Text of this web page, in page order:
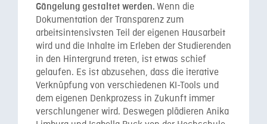
Gängelung gestaltet werden. Wenn die
Dokumentation der Transparenz zum
arbeitsintensivsten Teil der eigenen Hausarbeit
wird und die Inhalte im Erleben der Studierenden
in den Hintergrund treten, ist etwas schief
gelaufen. Es ist abzusehen, dass die iterative
Verknüpfung von verschiedenen KI-Tools und
dem eigenen Denkprozess in Zukunft immer
verschlungener wird. Deswegen plädieren Anika